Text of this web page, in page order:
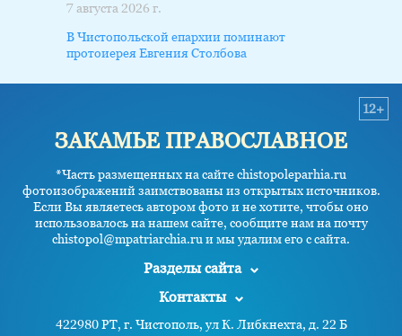
7 августа 2026 г.
В Чистопольской епархии поминают
протоиерея Евгения Столбова
ЗАКАМЬЕ ПРАВОСЛАВНОЕ
*Часть размещенных на сайте chistopoleparhia.ru
фотоизображений заимствованы из открытых источников.
Если Вы являетесь автором фото и не хотите, чтобы оно
использовалось на нашем сайте, сообщите нам на почту
chistopol@mpatriarchia.ru и мы удалим его с сайта.
12+
Разделы сайта
Контакты
422980 РТ, г. Чистополь, ул К. Либкнехта, д. 22 Б